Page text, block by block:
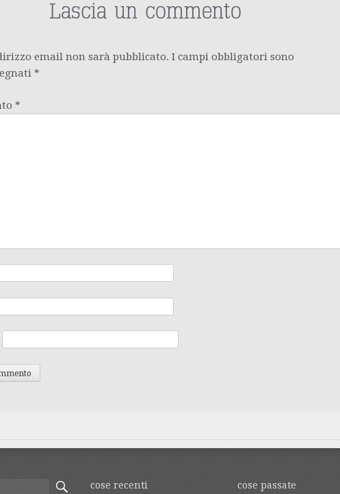
Lascia un commento
email non sarà pubblicato. I campi obbligatori sono
*
*
cose recenti cose passate